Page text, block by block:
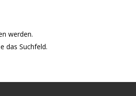
werden.
das Suchfeld.